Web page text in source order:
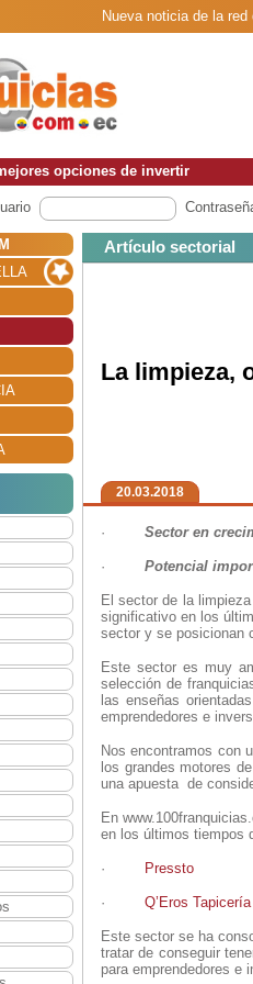
Nueva noticia de la
opciones de invertir
Artículo sectorial
La limpieza,
20.03.2018
· Sector en
· Potencial
El sector de la
significativo en los
sector y se posicionan
Este sector es muy
selección de
las enseñas
emprendedores e
Nos encontramos con
los grandes motores
una apuesta de
En
en los últimos tiempos
· Pressto
· Q’Eros
Este sector se ha
tratar de conseguir
para emprendedores e